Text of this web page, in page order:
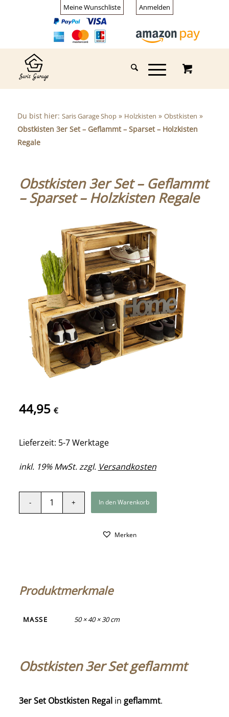
Meine Wunschliste Anmelden
Du bist hier: Saris Garage Shop» Holzkisten » Obstkisten »
Obstkisten 3er Set – Geflammt – Sparset – Holzkisten
Regale
Obstkisten 3er Set – Geflammt
– Sparset – Holzkisten Regale
44,95 €
Lieferzeit: 5-7 Werktage
inkl. 19% MwSt. zzgl. Versandkosten
In den Warenkorb
Merken
Produktmerkmale
MASSE 50 × 40 × 30 cm
Obstkisten 3er Set geflammt
3er Set Obstkisten Regal in geflammt.